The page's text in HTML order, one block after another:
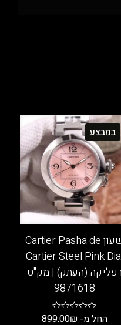
במבצע
שעון Cartier Pasha de
Cartier Steel Pink
רפליקה (העתק) | מק"ט
9871618
החל מ- 899.00₪